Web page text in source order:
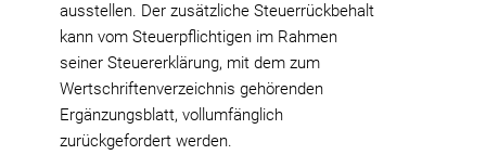
ausstellen. Der zusätzliche Steuerrückbehalt
kann vom Steuerpflichtigen im Rahmen
seiner Steuererklärung, mit dem zum
Wertschriftenverzeichnis gehörenden
Ergänzungsblatt, vollumfänglich
zurückgefordert werden.